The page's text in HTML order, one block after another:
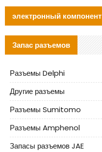
электронный компонент
Запас разъемов
Разъемы Delphi
Другие разъемы
Разъемы Sumitomo
Разъемы Amphenol
Запасы разъемов JAE